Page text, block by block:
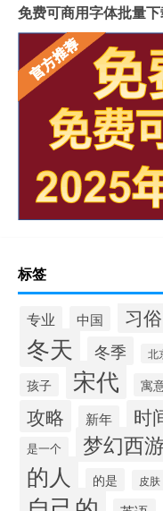
免费可商用字体批量
标签
专业 中国 习俗
冬天 冬季 北
孩子 宋代 寓
攻略 新年 时
是一个 梦幻西游
的人 的是 皮肤